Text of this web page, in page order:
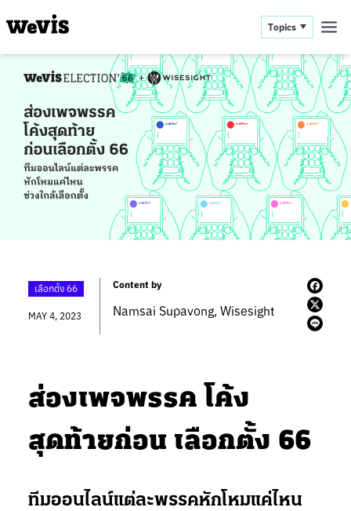
Topics
เลือกตั้ง 66
MAY 4, 2023
Content by
Namsai Supavong, Wisesight
ส่องเพจพรรค โค้ง
สุดท้ายก่อน เลือกตั้ง 66
ทีมออนไลน์แต่ละพรรคหักโหมแค่ไหน